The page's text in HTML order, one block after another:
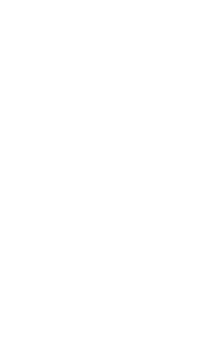
della ricerca sono diffusi
gli Sperimentatori principali o il
dati e campioni a fini di
ESERCITARE I MIEI
che possono aver accesso
sotto indicati.
nonché per la
ciò derivi alcun pregiudizio per
il risultato di tali